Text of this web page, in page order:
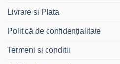
Livrare si Plata
Politică de confidențialitate
Termeni si conditii